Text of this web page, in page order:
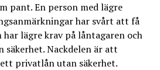
pant. En person med lägre
har svårt att få
lägre krav på låntagaren och
säkerhet. Nackdelen är att
privatlån utan säkerhet.